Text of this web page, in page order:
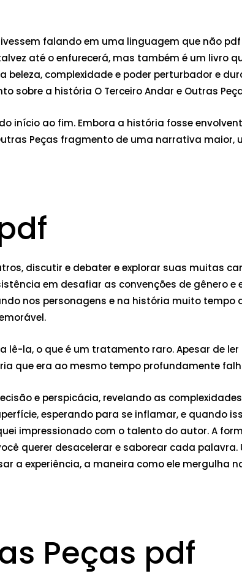
falando em uma linguagem que não
até o enfurecerá, mas também é um livro
complexidade e poder perturbador e
sobre a história O Terceiro Andar e Outras
início ao fim. Embora a história fosse
Peças fragmento de uma narrativa maior,
discutir e debater e explorar suas muitas
em desafiar as convenções de gênero
nos personagens e na história muito tempo
la, o que é um tratamento raro. Apesar de
que era ao mesmo tempo profundamente
e perspicácia, revelando as
esperando para se inflamar, e quando
impressionado com o talento do autor. A
querer desacelerar e saborear cada
a experiência, a maneira como ele mergulha
Peças pdf